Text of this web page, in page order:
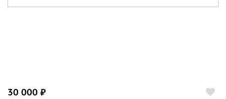
30 000 ₽